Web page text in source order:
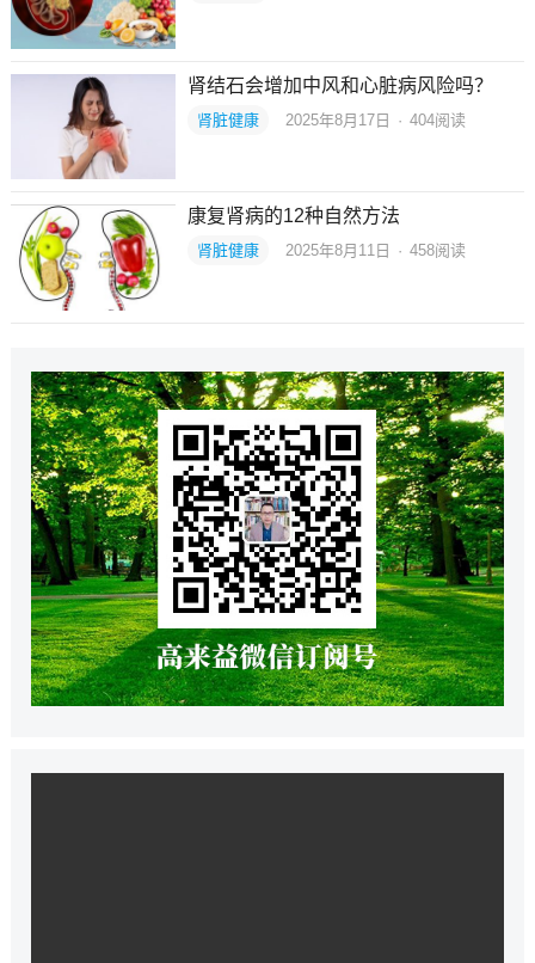
肾结石会增加中风和心脏病风险吗？
肾脏健康 2025年8月17日 · 404阅读
康复肾病的12种自然方法
肾脏健康 2025年8月11日 · 458阅读